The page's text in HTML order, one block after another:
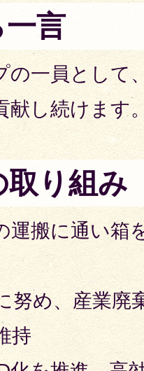
言
の一員として
献し続けます
取り組み
運搬に通い箱
努め、産業廃
持